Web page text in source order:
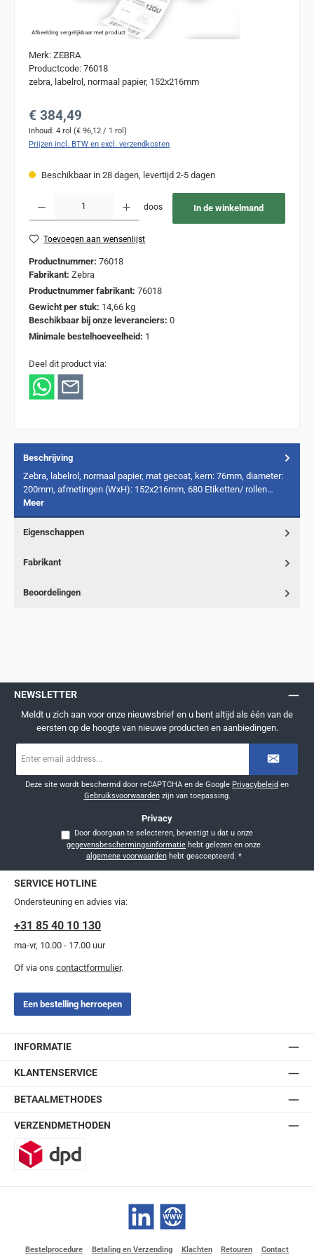
Afbeelding vergelijkbaar met product
Merk: ZEBRA
Productcode: 76018
zebra, labelrol, normaal papier, 152x216mm
Normale prijs:
€ 384,49
Inhoud: 4 rol (€ 96,12 / 1 rol)
Prijzen incl. BTW en excl. verzendkosten
Beschikbaar in 28 dagen, levertijd 2-5 dagen
doos In de winkelmand
Toevoegen aan wensenlijst
Productnummer: 76018
Fabrikant: Zebra
Productnummer fabrikant: 76018
Gewicht per stuk: 14,66 kg
Beschikbaar bij onze leveranciers: 0
Minimale bestelhoeveelheid: 1
Deel dit product via:
Beschrijving
Zebra, labelrol, normaal papier, mat gecoat, kern: 76mm, diameter:
200mm, afmetingen (WxH): 152x216mm, 680 Etiketten/ rollen…
Meer
Eigenschappen
Fabrikant
Beoordelingen
NEWSLETTER
Meldt u zich aan voor onze nieuwsbrief en u bent altijd als één van de
eersten op de hoogte van nieuwe producten en aanbiedingen.
mailadres
Deze site wordt beschermd door reCAPTCHA en de Google Privacybeleid en
Gebruiksvoorwaardenzijn van toepassing.
Privacy
Door doorgaan te selecteren, bevestigt u dat u onze
gegevensbeschermingsinformatie
algemene voorwaardenhebt geaccepteerd. *
SERVICE HOTLINE
Ondersteuning en advies via:
+31 85 40 10 130
ma-vr, 10.00 - 17.00 uur
Of via ons contactformulier.
Een bestelling herroepen
INFORMATIE
KLANTENSERVICE
BETAALMETHODES
VERZENDMETHODEN
LinkedIn Website
Bestelprocedure Betaling en Verzending Klachten Retouren Contact